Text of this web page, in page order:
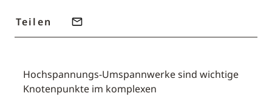
Teilen
Hochspannungs-Umspannwerke sind wichtige
Knotenpunkte im komplexen